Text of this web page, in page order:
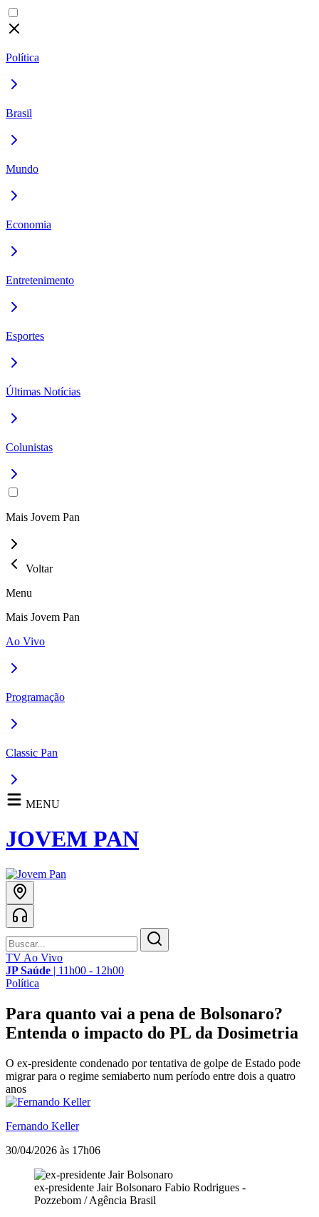
Política
Brasil
Mundo
Economia
Entretenimento
Esportes
Últimas Notícias
Colunistas
Mais Jovem Pan
Voltar
Menu
Mais Jovem Pan
Ao Vivo
Programação
Classic Pan
MENU
JOVEM PAN
TV Ao Vivo
JP Saúde | 11h00 - 12h00
Política
Para quanto vai a pena de Bolsonaro?
Entenda o impacto do PL da Dosimetria
O ex-presidente condenado por tentativa de golpe de Estado pode
migrar para o regime semiaberto num período entre dois a quatro
anos
Fernando Keller
30/04/2026 às 17h06
ex-presidente Jair Bolsonaro Fabio Rodrigues -
Pozzebom / Agência Brasil